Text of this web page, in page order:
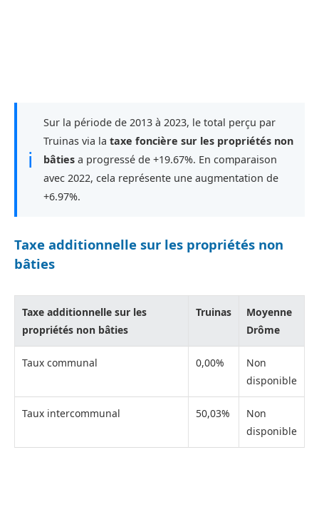
ℹ
Sur la période de 2013 à 2023, le total perçu par
Truinas via la taxe foncière sur les propriétés non
bâties a progressé de +19.67%. En comparaison
avec 2022, cela représente une augmentation de
+6.97%.
Taxe additionnelle sur les propriétés non
bâties
Taxe additionnelle sur les
propriétés non bâties
Truinas
Moyenne
Drôme
Taux communal 0,00%
Non
disponible
Taux intercommunal 50,03%
Non
disponible